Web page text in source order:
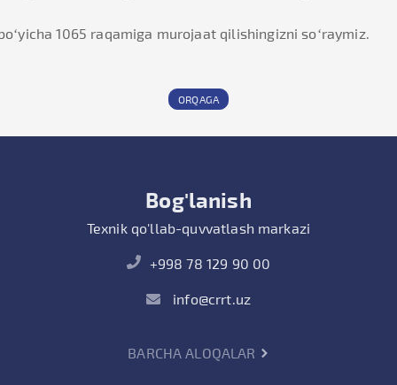
1065 raqamiga murojaat qilishingizni so‘raymiz.
ORQAGA
Bog'lanish
Texnik qo'llab-quvvatlash markazi
+998 78 129 90 00
info@crrt.uz
BARCHA ALOQALAR